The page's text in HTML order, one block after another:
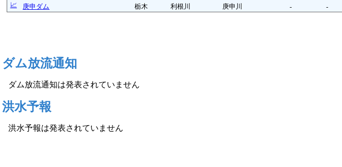
📈
庚申ダム 栃木 利根川 庚申川 - -
ダム放流通知
ダム放流通知は発表されていません
洪水予報
洪水予報は発表されていません